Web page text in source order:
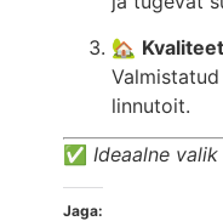
🏡
linnutoit.
✅ Ideaalne
Jaga: